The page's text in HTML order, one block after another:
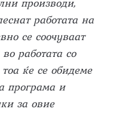
работата на
се соочуваат
работата со
ќе се обидеме
програма и
за овие